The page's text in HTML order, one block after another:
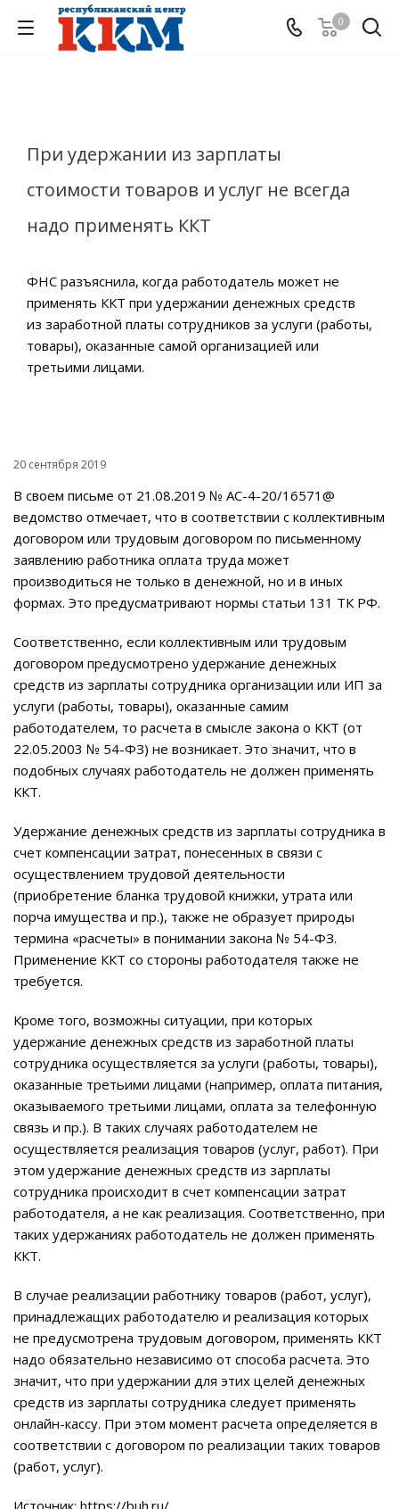
0
При удержании из зарплаты
стоимости товаров и услуг не всегда
надо применять ККТ
ФНС разъяснила, когда работодатель может не
применять ККТ при удержании денежных средств
из заработной платы сотрудников за услуги (работы,
товары), оказанные самой организацией или
третьими лицами.
20 сентября 2019
В своем письме от 21.08.2019 № АС-4-20/16571@
ведомство отмечает, что в соответствии с коллективным
договором или трудовым договором по письменному
заявлению работника оплата труда может
производиться не только в денежной, но и в иных
формах. Это предусматривают нормы статьи 131 ТК РФ.
Соответственно, если коллективным или трудовым
договором предусмотрено удержание денежных
средств из зарплаты сотрудника организации или ИП за
услуги (работы, товары), оказанные самим
работодателем, то расчета в смысле закона о ККТ (от
22.05.2003 № 54-ФЗ) не возникает. Это значит, что в
подобных случаях работодатель не должен применять
ККТ.
Удержание денежных средств из зарплаты сотрудника в
счет компенсации затрат, понесенных в связи с
осуществлением трудовой деятельности
(приобретение бланка трудовой книжки, утрата или
порча имущества и пр.), также не образует природы
термина «расчеты» в понимании закона № 54-ФЗ.
Применение ККТ со стороны работодателя также не
требуется.
Кроме того, возможны ситуации, при которых
удержание денежных средств из заработной платы
сотрудника осуществляется за услуги (работы, товары),
оказанные третьими лицами (например, оплата питания,
оказываемого третьими лицами, оплата за телефонную
связь и пр.). В таких случаях работодателем не
осуществляется реализация товаров (услуг, работ). При
этом удержание денежных средств из зарплаты
сотрудника происходит в счет компенсации затрат
работодателя, а не как реализация. Соответственно, при
таких удержаниях работодатель не должен применять
ККТ.
В случае реализации работнику товаров (работ, услуг),
принадлежащих работодателю и реализация которых
не предусмотрена трудовым договором, применять ККТ
надо обязательно независимо от способа расчета. Это
значит, что при удержании для этих целей денежных
средств из зарплаты сотрудника следует применять
онлайн-кассу. При этом момент расчета определяется в
соответствии с договором по реализации таких товаров
(работ, услуг).
Источник: https://buh.ru/